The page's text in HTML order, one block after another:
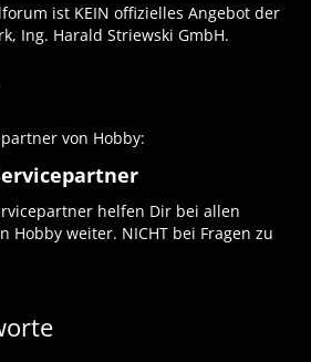
ist KEIN offizielles Angebot der
Ing. Harald Striewski GmbH.
von Hobby:
helfen Dir bei allen
Hobby weiter. NICHT bei Fragen zu